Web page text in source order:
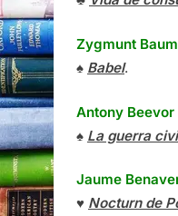
Zygmunt
♠ Babel.
Antony Beevor
♠ La guerra
Jaume
♥ Nocturn de